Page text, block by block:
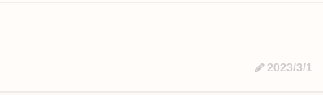
2023/3/1